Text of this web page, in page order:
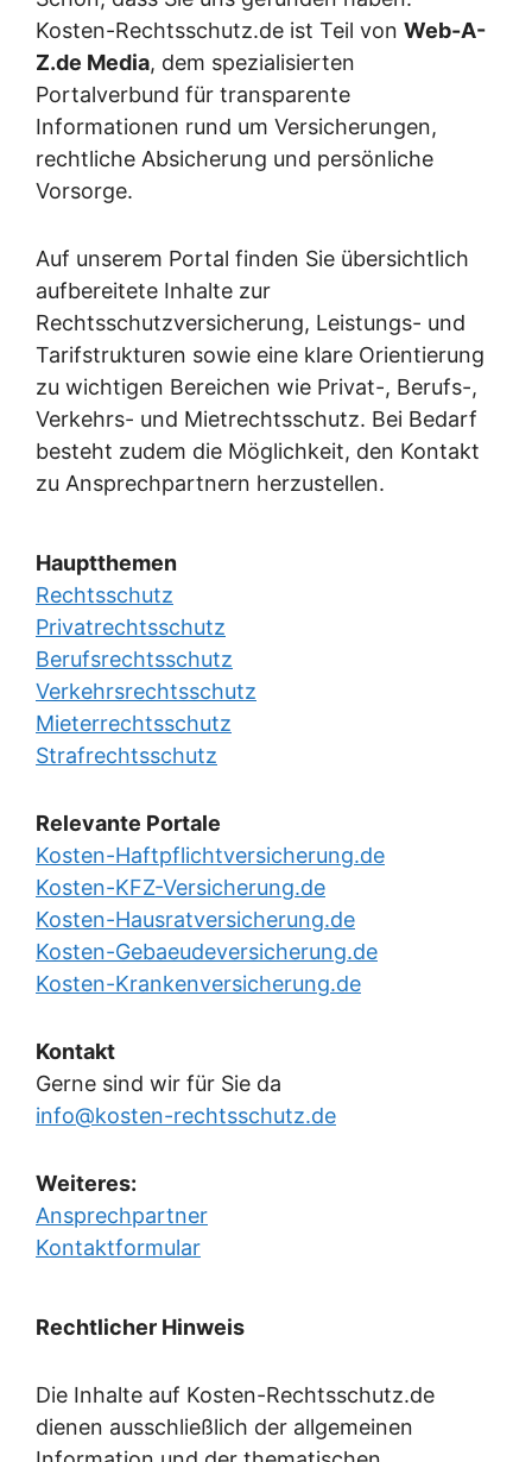
Kosten-Rechtsschutz.de ist Teil von Web-A-
Z.de Media, dem spezialisierten
Portalverbund für transparente
Informationen rund um Versicherungen,
rechtliche Absicherung und persönliche
Vorsorge.
Auf unserem Portal finden Sie übersichtlich
aufbereitete Inhalte zur
Rechtsschutzversicherung, Leistungs- und
Tarifstrukturen sowie eine klare Orientierung
zu wichtigen Bereichen wie Privat-, Berufs-,
Verkehrs- und Mietrechtsschutz. Bei Bedarf
besteht zudem die Möglichkeit, den Kontakt
zu Ansprechpartnern herzustellen.
Hauptthemen
Rechtsschutz
Privatrechtsschutz
Berufsrechtsschutz
Verkehrsrechtsschutz
Mieterrechtsschutz
Strafrechtsschutz
Relevante Portale
Kosten-Haftpflichtversicherung.de
Kosten-KFZ-Versicherung.de
Kosten-Hausratversicherung.de
Kosten-Gebaeudeversicherung.de
Kosten-Krankenversicherung.de
Kontakt
Gerne sind wir für Sie da
info@kosten-rechtsschutz.de
Weiteres:
Ansprechpartner
Kontaktformular
Rechtlicher Hinweis
Die Inhalte auf Kosten-Rechtsschutz.de
dienen ausschließlich der allgemeinen